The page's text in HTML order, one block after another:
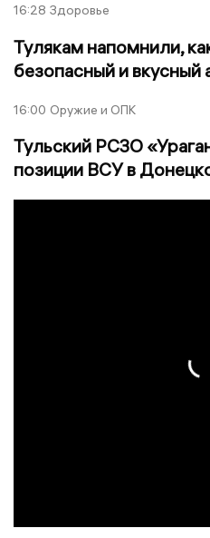
16:28 Здоровье
Тулякам напомнили,
безопасный и вкусный
16:00 Оружие и ОПК
Тульский РСЗО
позиции ВСУ в